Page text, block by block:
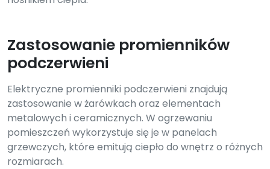
Zastosowanie promienników
podczerwieni
Elektryczne promienniki podczerwieni znajdują
zastosowanie w żarówkach oraz elementach
metalowych i ceramicznych. W ogrzewaniu
pomieszczeń wykorzystuje się je w panelach
grzewczych, które emitują ciepło do wnętrz o różnych
rozmiarach.